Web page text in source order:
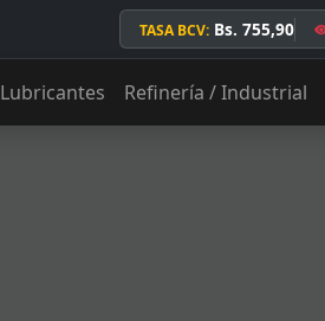
TASA BCV: Bs. 755,90
Lubricantes Refinería / Industrial